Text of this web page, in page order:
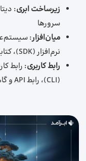
زیرساخت ابری:
سرورها
میان‌افزار
نرم‌افزار (SDK)، کتابخانه‌ها و موارد دیگر
رابط کاربری
(CLI)، رابط API و گاهی هر سه مورد